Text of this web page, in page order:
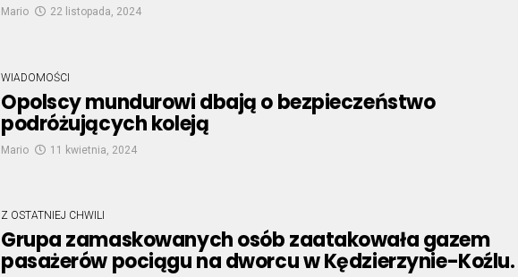
Mario 22 listopada, 2024
WIADOMOŚCI
Opolscy mundurowi dbają o bezpieczeństwo
podróżujących koleją
Mario 11 kwietnia, 2024
Z OSTATNIEJ CHWILI
Grupa zamaskowanych osób zaatakowała gazem
pasażerów pociągu na dworcu w Kędzierzynie-Koźlu.